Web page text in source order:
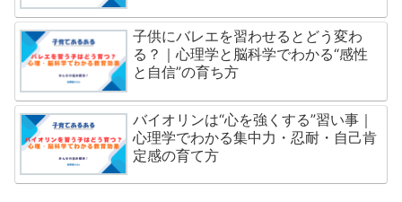
子供にバレエを習わせるとどう変わ
る？｜心理学と脳科学でわかる“感性
と自信”の育ち方
バイオリンは“心を強くする”習い事｜
心理学でわかる集中力・忍耐・自己肯
定感の育て方